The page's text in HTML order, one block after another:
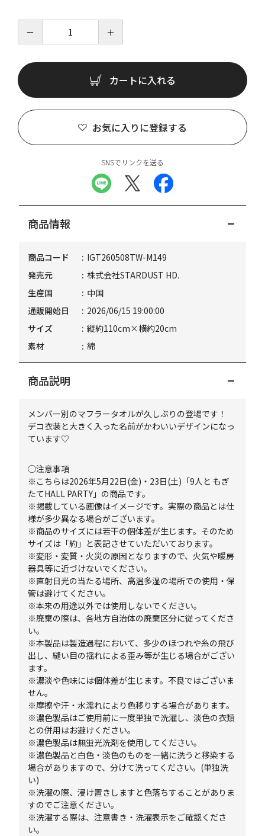
－ ＋
カートに入れる
お気に入りに登録する
SNSでリンクを送る
商品情報
商品コード
IGT260508TW-M149
発売元
株式会社STARDUST HD.
生産国
中国
通販開始日
2026/06/15 19:00:00
サイズ
縦約110cm×横約20cm
素材
綿
商品説明
メンバー別のマフラータオルが久しぶりの登場です！
デコ衣装と大きく入った名前がかわいいデザインになっ
ています♡
◯注意事項
※こちらは2026年5月22日(金)・23日(土)「9人と もぎ
たてHALL PARTY」の商品です。
※掲載している画像はイメージです。実際の商品とは仕
様が多少異なる場合がございます。
※商品のサイズには若干の個体差が生じます。そのため
サイズは「約」と表記させていただいております。
※変形・変質・火災の原因となりますので、火気や暖房
器具等に近づけないでください。
※直射日光の当たる場所、高温多湿の場所での使用・保
管は避けてください。
※本来の用途以外では使用しないでください。
※廃棄の際は、各地方自治体の廃棄区分に従ってくださ
い。
※本製品は製造過程において、多少のほつれや糸の飛び
出し、縫い目の揺れによる歪み等が生じる場合がござい
ます。
※濃淡や色味には個体差が生じます。不良ではございま
せん。
※摩擦や汗・水濡れにより色移りする場合があります。
※濃色製品はご使用前に一度単独で洗濯し、淡色の衣類
との併用はお避けください。
※濃色製品は無蛍光洗剤を使用してください。
※濃色製品と白色・淡色のものを一緒に洗うと移染する
場合がありますので、分けて洗ってください。(単独洗
い)
※洗濯の際、浸け置きしますと色落ちすることがありま
すのでご注意ください。
※洗濯する際は、注意書き・洗濯表示をご確認くださ
い。